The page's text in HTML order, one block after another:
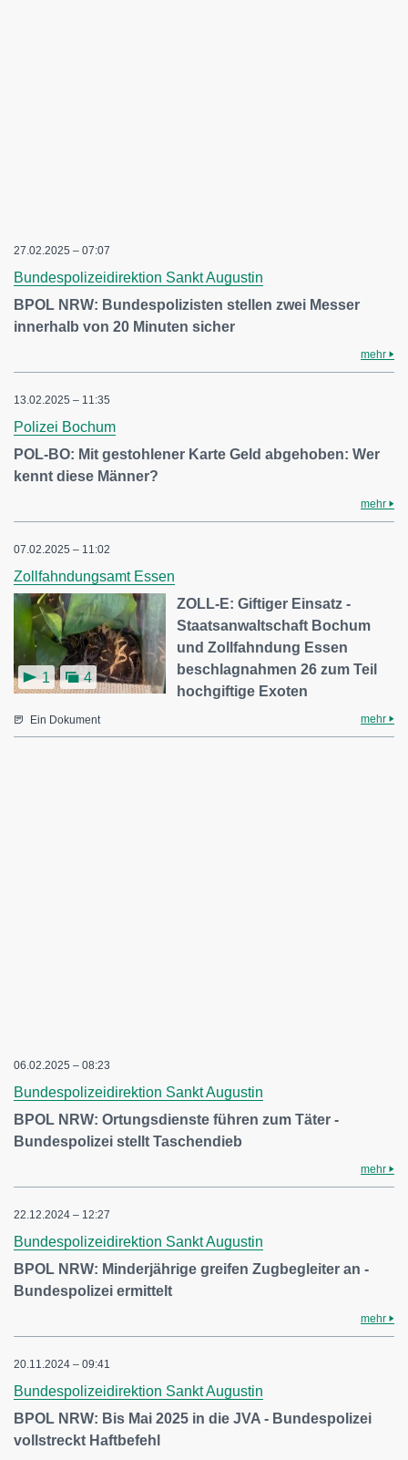
27.02.2025 – 07:07
Bundespolizeidirektion Sankt Augustin
BPOL NRW: Bundespolizisten stellen zwei Messer
innerhalb von 20 Minuten sicher
mehr
13.02.2025 – 11:35
Polizei Bochum
POL-BO: Mit gestohlener Karte Geld abgehoben: Wer
kennt diese Männer?
mehr
07.02.2025 – 11:02
Zollfahndungsamt Essen
1 4
ZOLL-E: Giftiger Einsatz -
Staatsanwaltschaft Bochum
und Zollfahndung Essen
beschlagnahmen 26 zum Teil
hochgiftige Exoten
Ein Dokument mehr
06.02.2025 – 08:23
Bundespolizeidirektion Sankt Augustin
BPOL NRW: Ortungsdienste führen zum Täter -
Bundespolizei stellt Taschendieb
mehr
22.12.2024 – 12:27
Bundespolizeidirektion Sankt Augustin
BPOL NRW: Minderjährige greifen Zugbegleiter an -
Bundespolizei ermittelt
mehr
20.11.2024 – 09:41
Bundespolizeidirektion Sankt Augustin
BPOL NRW: Bis Mai 2025 in die JVA - Bundespolizei
vollstreckt Haftbefehl